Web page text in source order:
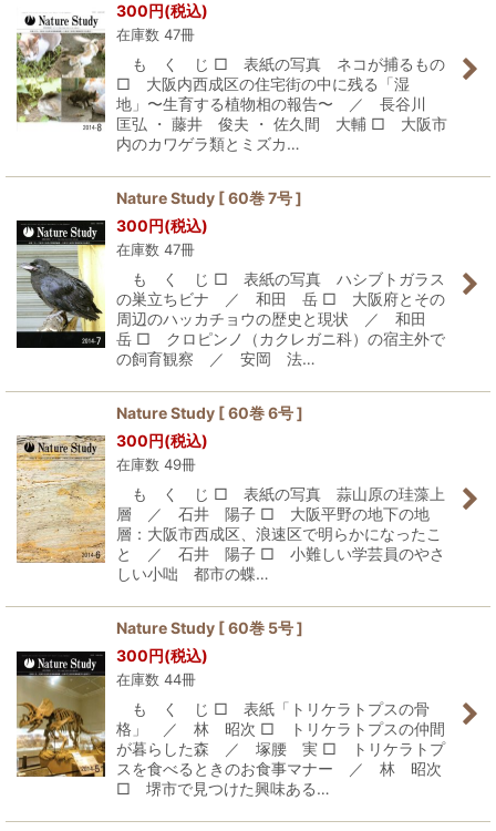
300円(税込)
在庫数 47冊
も く じ □ 表紙の写真 ネコが捕るもの
□ 大阪内西成区の住宅街の中に残る「湿
地」〜生育する植物相の報告〜 ／ 長谷川
匡弘 ・ 藤井 俊夫 ・ 佐久間 大輔 □ 大阪市
内のカワゲラ類とミズカ…
Nature Study [ 60巻 7号 ]
300円(税込)
在庫数 47冊
も く じ □ 表紙の写真 ハシブトガラス
の巣立ちビナ ／ 和田 岳 □ 大阪府とその
周辺のハッカチョウの歴史と現状 ／ 和田
岳 □ クロピンノ（カクレガニ科）の宿主外で
の飼育観察 ／ 安岡 法…
Nature Study [ 60巻 6号 ]
300円(税込)
在庫数 49冊
も く じ □ 表紙の写真 蒜山原の珪藻上
層 ／ 石井 陽子 □ 大阪平野の地下の地
層：大阪市西成区、浪速区で明らかになったこ
と ／ 石井 陽子 □ 小難しい学芸員のやさ
しい小咄 都市の蝶…
Nature Study [ 60巻 5号 ]
300円(税込)
在庫数 44冊
も く じ □ 表紙「トリケラトプスの骨
格」 ／ 林 昭次 □ トリケラトプスの仲間
が暮らした森 ／ 塚腰 実 □ トリケラトプ
スを食べるときのお食事マナー ／ 林 昭次
□ 堺市で見つけた興味ある…